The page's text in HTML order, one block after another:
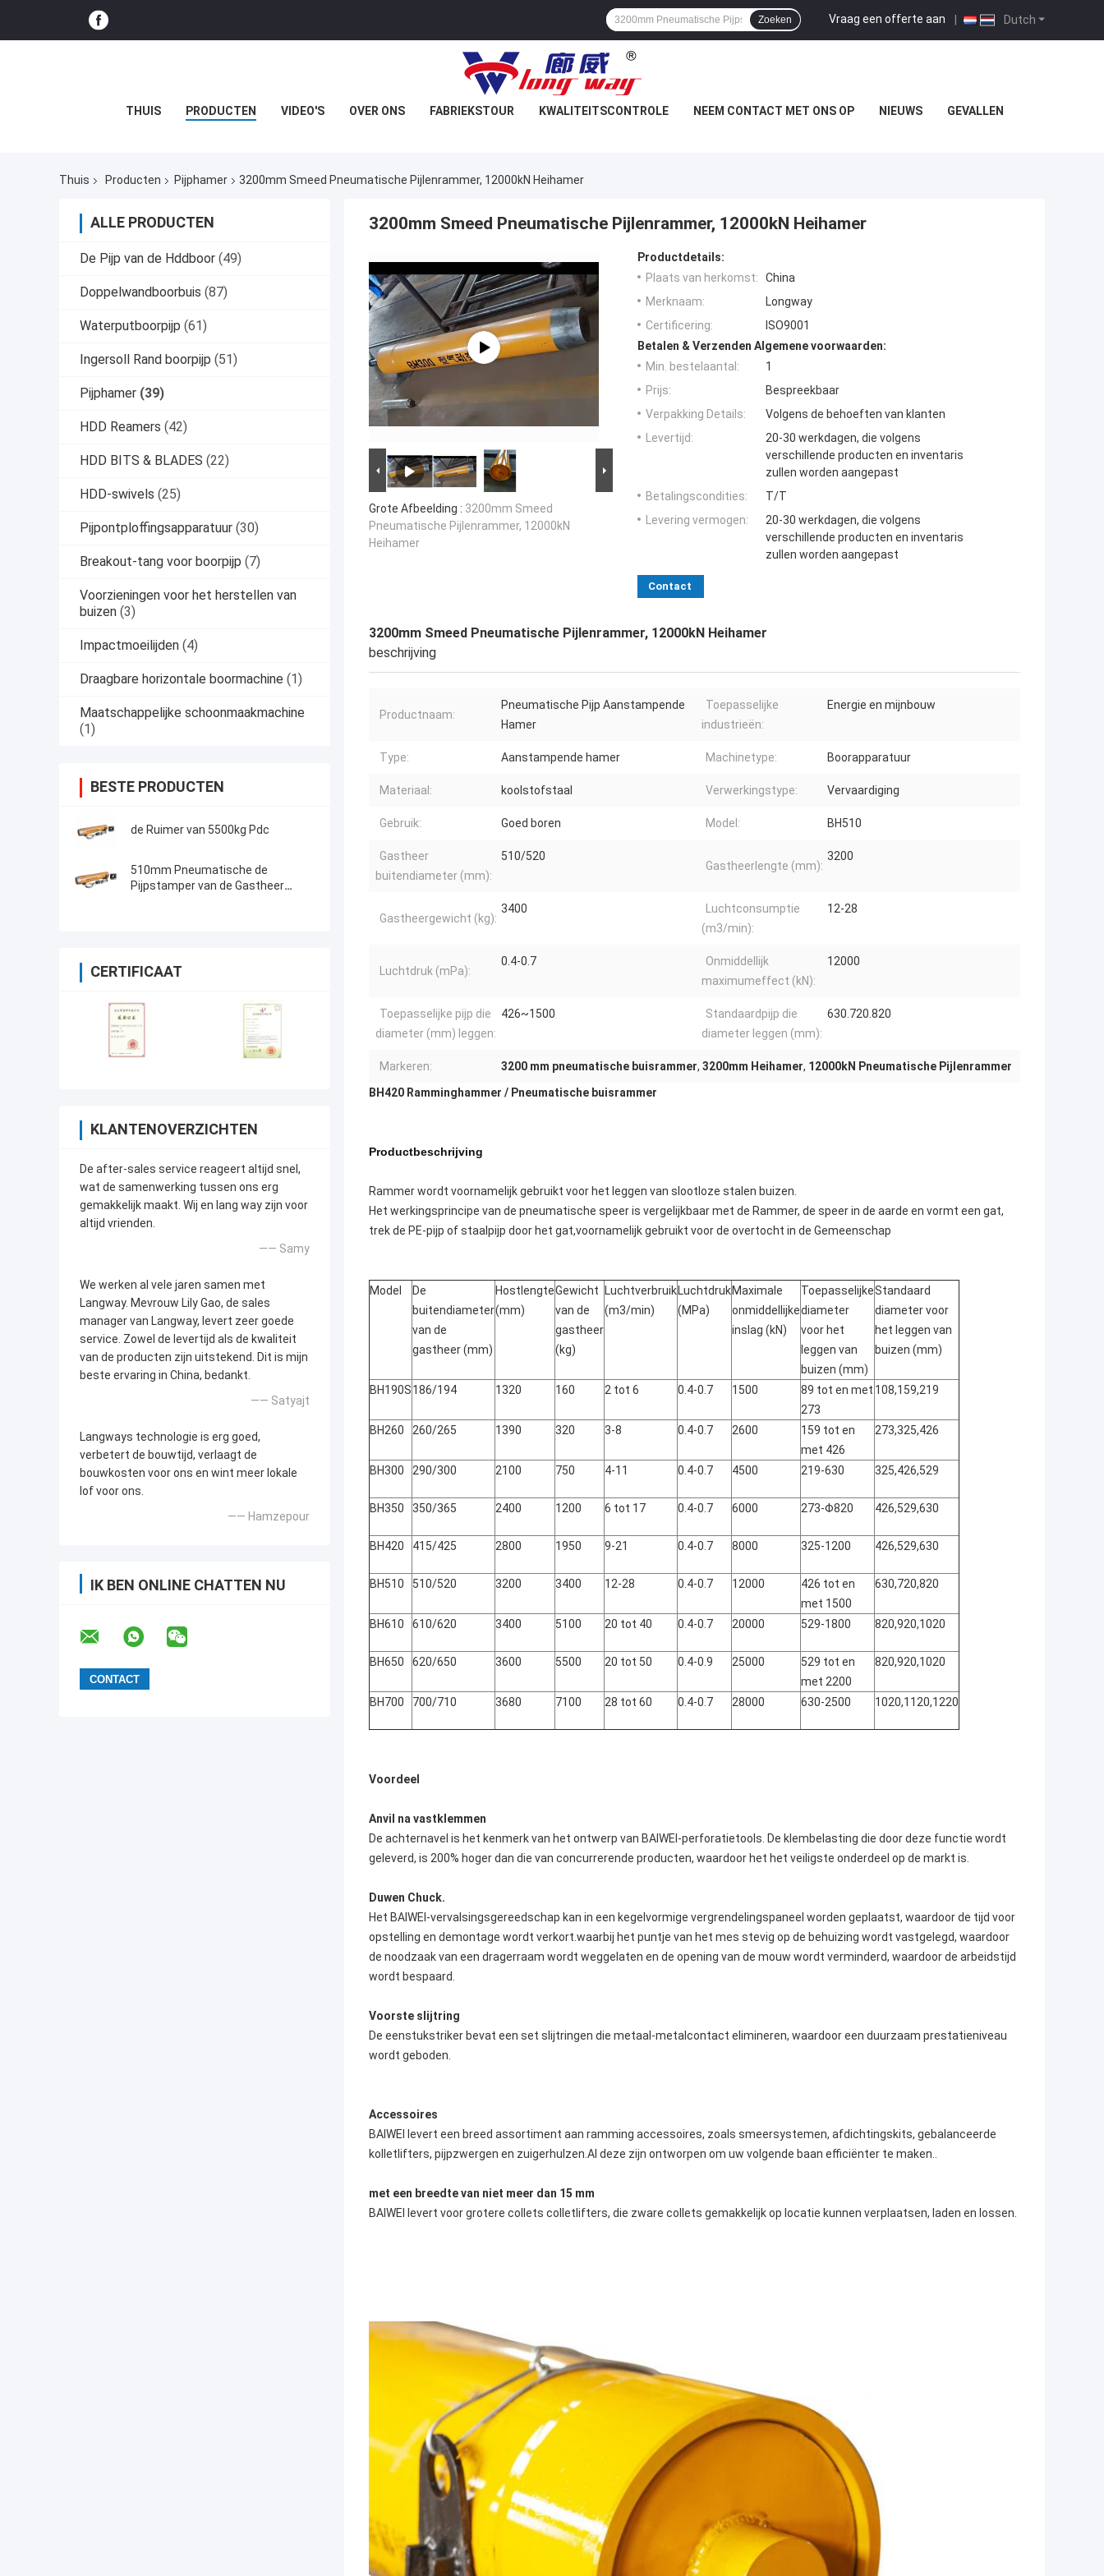
Dutch
Vraag een offerte aan |
Zoeken
THUIS PRODUCTEN VIDEO'S OVER ONS FABRIEKSTOUR KWALITEITSCONTROLE NEEM CONTACT MET ONS OP NIEUWS GEVALLEN
Thuis Producten Pijphamer 3200mm Smeed Pneumatische Pijlenrammer, 12000kN Heihamer
ALLE PRODUCTEN
De Pijp van de Hddboor (49)
Doppelwandboorbuis (87)
Waterputboorpijp (61)
Ingersoll Rand boorpijp (51)
Pijphamer (39)
HDD Reamers (42)
HDD BITS & BLADES (22)
HDD-swivels (25)
Pijpontploffingsapparatuur (30)
Breakout-tang voor boorpijp (7)
Voorzieningen voor het herstellen van
buizen (3)
Impactmoeilijden (4)
Draagbare horizontale boormachine (1)
Maatschappelijke schoonmaakmachine
(1)
BESTE PRODUCTEN
de Ruimer van 5500kg Pdc
510mm Pneumatische de
Pijpstamper van de Gastheer
CERTIFICAAT
KLANTENOVERZICHTEN
De after-sales service reageert altijd snel,
wat de samenwerking tussen ons erg
gemakkelijk maakt. Wij en lang way zijn voor
altijd vrienden.
—— Samy
We werken al vele jaren samen met
Langway. Mevrouw Lily Gao, de sales
manager van Langway, levert zeer goede
service. Zowel de levertijd als de kwaliteit
van de producten zijn uitstekend. Dit is mijn
beste ervaring in China, bedankt.
—— Satyajt
Langways technologie is erg goed,
verbetert de bouwtijd, verlaagt de
bouwkosten voor ons en wint meer lokale
lof voor ons.
—— Hamzepour
IK BEN ONLINE CHATTEN NU
3200mm Smeed Pneumatische Pijlenrammer, 12000kN Heihamer
Grote Afbeelding : 3200mm Smeed
Pneumatische Pijlenrammer, 12000kN
Heihamer
Productdetails:
Plaats van herkomst:
China
Merknaam:
Longway
Certificering:
ISO9001
Betalen & Verzenden Algemene voorwaarden:
Min. bestelaantal:
1
Prijs:
Bespreekbaar
Verpakking Details:
Volgens de behoeften van klanten
Levertijd:
20-30 werkdagen, die volgens
verschillende producten en inventaris
zullen worden aangepast
Betalingscondities:
T/T
Levering vermogen:
20-30 werkdagen, die volgens
verschillende producten en inventaris
zullen worden aangepast
Contact
3200mm Smeed Pneumatische Pijlenrammer, 12000kN Heihamer
beschrijving
Productnaam:
Pneumatische Pijp Aanstampende
Hamer
Toepasselijke
industrieën:
Energie en mijnbouw
Type: Aanstampende hamer Machinetype: Boorapparatuur
Materiaal: koolstofstaal Verwerkingstype: Vervaardiging
Gebruik: Goed boren Model: BH510
Gastheer
buitendiameter (mm):
510/520
Gastheerlengte (mm):
3200
Gastheergewicht (kg):
3400
Luchtconsumptie
(m3/min):
12-28
Luchtdruk (mPa):
0.4-0.7
Onmiddellijk
maximumeffect (kN):
12000
Toepasselijke pijp die
diameter (mm) leggen:
426~1500
Standaardpijp die
diameter leggen (mm):
630.720.820
Markeren: 3200 mm pneumatische buisrammer, 3200mm Heihamer, 12000kN Pneumatische Pijlenrammer
BH420 Ramminghammer / Pneumatische buisrammer
Productbeschrijving
Rammer wordt voornamelijk gebruikt voor het leggen van slootloze stalen buizen.
Het werkingsprincipe van de pneumatische speer is vergelijkbaar met de Rammer, de speer in de aarde en vormt een gat,
trek de PE-pijp of staalpijp door het gat,voornamelijk gebruikt voor de overtocht in de Gemeenschap
Model
De
buitendiameter
van de
gastheer (mm)
Hostlengte
(mm)
Gewicht
van de
gastheer
(kg)
Luchtverbruik
(m3/min)
Luchtdruk
(MPa)
Maximale
onmiddellijke
inslag (kN)
Toepasselijke
diameter
voor het
leggen van
buizen (mm)
Standaard
diameter voor
het leggen van
buizen (mm)
BH190S186/194 1320 160 2 tot 6 0.4-0.7 1500
89 tot en met
273
108,159,219
BH260 260/265 1390 320 3-8 0.4-0.7 2600
159 tot en
met 426
273,325,426
BH300 290/300 2100 750 4-11 0.4-0.7 4500 219-630 325,426,529
BH350 350/365 2400 1200 6 tot 17 0.4-0.7 6000 273-Φ820 426,529,630
BH420 415/425 2800 1950 9-21 0.4-0.7 8000 325-1200 426,529,630
BH510 510/520 3200 3400 12-28 0.4-0.7 12000
426 tot en
met 1500
630,720,820
BH610 610/620 3400 5100 20 tot 40 0.4-0.7 20000 529-1800 820,920,1020
BH650 620/650 3600 5500 20 tot 50 0.4-0.9 25000
529 tot en
met 2200
820,920,1020
BH700 700/710 3680 7100 28 tot 60 0.4-0.7 28000 630-2500 1020,1120,1220
Voordeel
Anvil na vastklemmen
De achternavel is het kenmerk van het ontwerp van BAIWEI-perforatietools. De klembelasting die door deze functie wordt
geleverd, is 200% hoger dan die van concurrerende producten, waardoor het het veiligste onderdeel op de markt is.
Duwen Chuck.
Het BAIWEI-vervalsingsgereedschap kan in een kegelvormige vergrendelingspaneel worden geplaatst, waardoor de tijd voor
opstelling en demontage wordt verkort.waarbij het puntje van het mes stevig op de behuizing wordt vastgelegd, waardoor
de noodzaak van een dragerraam wordt weggelaten en de opening van de mouw wordt verminderd, waardoor de arbeidstijd
wordt bespaard.
Voorste slijtring
De eenstukstriker bevat een set slijtringen die metaal-metalcontact elimineren, waardoor een duurzaam prestatieniveau
wordt geboden.
Accessoires
BAIWEI levert een breed assortiment aan ramming accessoires, zoals smeersystemen, afdichtingskits, gebalanceerde
kolletlifters, pijpzwergen en zuigerhulzen.Al deze zijn ontworpen om uw volgende baan efficiënter te maken..
met een breedte van niet meer dan 15 mm
BAIWEI levert voor grotere collets colletlifters, die zware collets gemakkelijk op locatie kunnen verplaatsen, laden en lossen.